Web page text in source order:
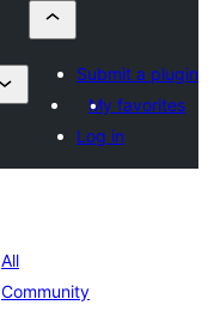
Submit a plugin
My favorites
Log in
All
Community